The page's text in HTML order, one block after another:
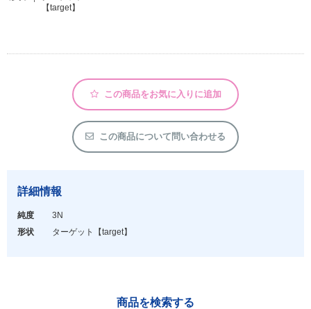
和名・英名で検索
形状詳細
【target】
この商品をお気に入りに追加
この商品について問い合わせる
詳細情報
純度
3N
形状
ターゲット 【target】
商品を検索する